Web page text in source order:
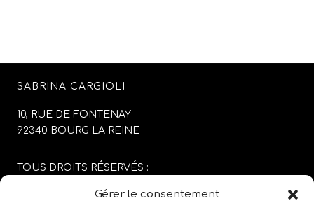
Gérer le consentement
SABRINA CARGIOLI
10, RUE DE FONTENAY
92340 BOURG LA REINE
TOUS DROITS RÉSERVÉS :
CONCEPTION DU SITE :